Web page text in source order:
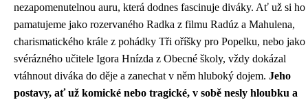
nezapomenutelnou auru, která dodnes fascinuje diváky. Ať už si ho
pamatujeme jako rozervaného Radka z filmu Radúz a Mahulena,
charismatického krále z pohádky Tři oříšky pro Popelku, nebo jako
svérázného učitele Igora Hnízda z Obecné školy, vždy dokázal
vtáhnout diváka do děje a zanechat v něm hluboký dojem. Jeho
postavy, ať už komické nebo tragické, v sobě nesly hloubku a